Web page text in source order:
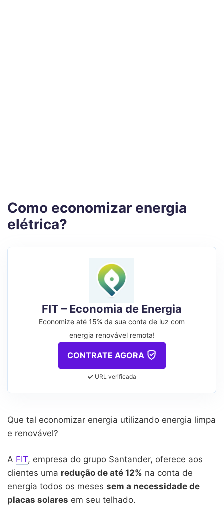
Como economizar energia
elétrica?
FIT – Economia de Energia
Economize até 15% da sua conta de luz com
energia renovável remota!
CONTRATE AGORA
URL verificada
Que tal economizar energia utilizando energia limpa
e renovável?
A FIT, empresa do grupo Santander, oferece aos
clientes uma redução de até 12% na conta de
energia todos os meses sem a necessidade de
placas solares em seu telhado.